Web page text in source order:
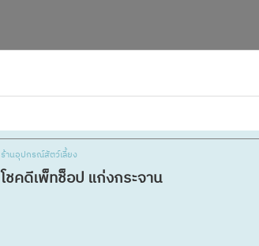
ร้านอุปกรณ์สัตว์เลี้ยง
โชคดีเพ็ทช็อป แก่งกระจาน